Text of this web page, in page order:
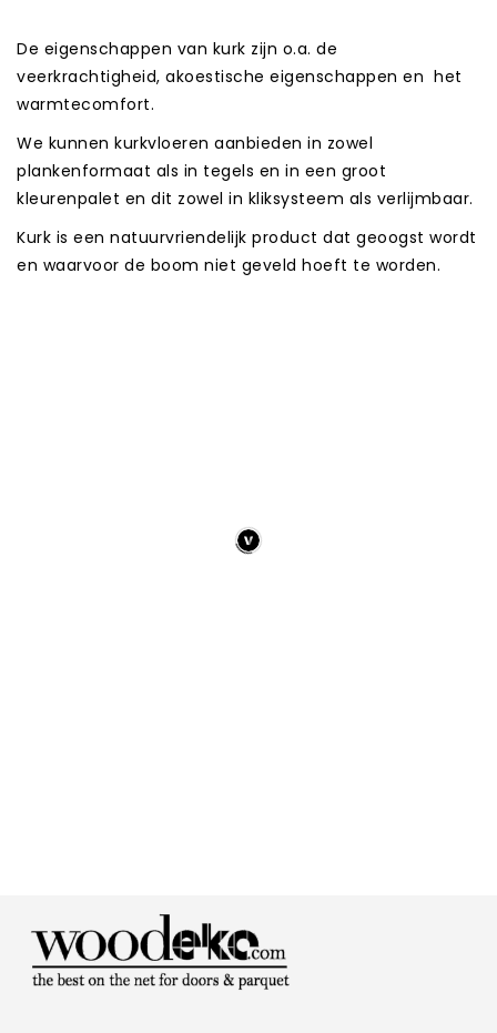
Contact
Video’s en fotogalerij
Brochures
De eigenschappen van kurk zijn o.a. de
veerkrachtigheid, akoestische eigenschappen en het
warmtecomfort.
We kunnen kurkvloeren aanbieden in zowel
plankenformaat als in tegels en in een groot
kleurenpalet en dit zowel in kliksysteem als verlijmbaar.
Kurk is een natuurvriendelijk product dat geoogst wordt
en waarvoor de boom niet geveld hoeft te worden.